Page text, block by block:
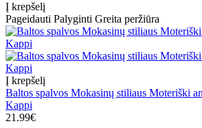
Į krepšelį
Pageidauti Palyginti Greita peržiūra
Į krepšelį
Baltos spalvos Mokasinų stiliaus Moteriški
Kappi
21.99€